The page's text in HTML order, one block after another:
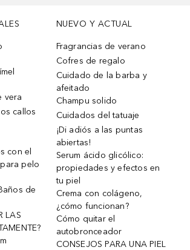
vera
callos
con el
pelo
de
LAS
NUEVO Y ACTUAL
Fragrancias de verano
Cofres de regalo
Cuidado de la barba y
afeitado
Champu solido
Cuidados del tatuaje
¡Di adiós a las puntas
abiertas!
Serum ácido glicólico:
propiedades y efectos en
tu piel
Crema con colágeno,
¿cómo funcionan?
Cómo quitar el
autobronceador
CONSEJOS PARA UNA PIEL